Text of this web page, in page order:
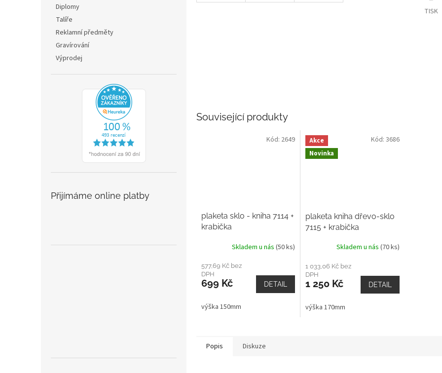
Diplomy
Talíře
Reklamní předměty
Gravírování
Výprodej
Přijímáme online platby
TISK
Související produkty
plaketa sklo - kniha 7114 +
krabička
Skladem u nás (50 ks)
577,69 Kč bez
DPH
699 Kč DETAIL
výška 150mm
Kód: 2649
Akce
Novinka
plaketa kniha dřevo-sklo
7115 + krabička
Skladem u nás (70 ks)
1 033,06 Kč bez
DPH
1 250 Kč DETAIL
výška 170mm
Kód: 3686
Popis Diskuze